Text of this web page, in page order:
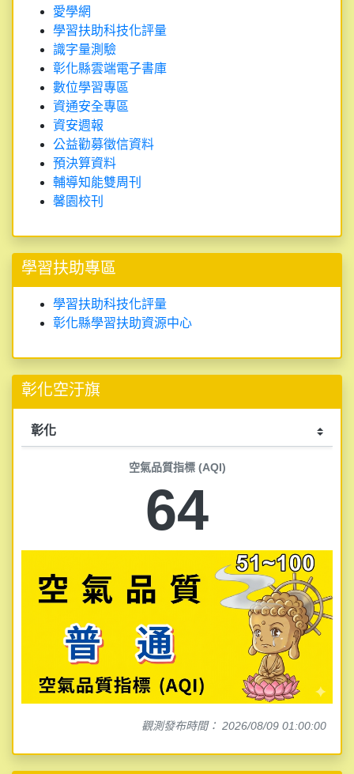
愛學網
學習扶助科技化評量
識字量測驗
彰化縣雲端電子書庫
數位學習專區
資通安全專區
資安週報
公益勸募徵信資料
預決算資料
輔導知能雙周刊
馨園校刊
學習扶助專區
學習扶助科技化評量
彰化縣學習扶助資源中心
彰化空汙旗
空氣品質指標 (AQI)
64
觀測發布時間： 2026/08/09 01:00:00